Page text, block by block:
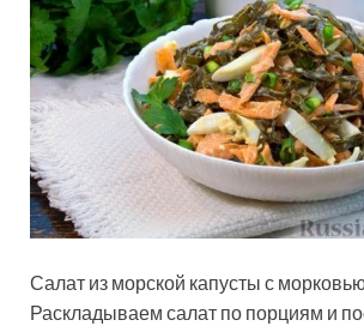
Салат из морской капусты с
Раскладываем салат по порциям и